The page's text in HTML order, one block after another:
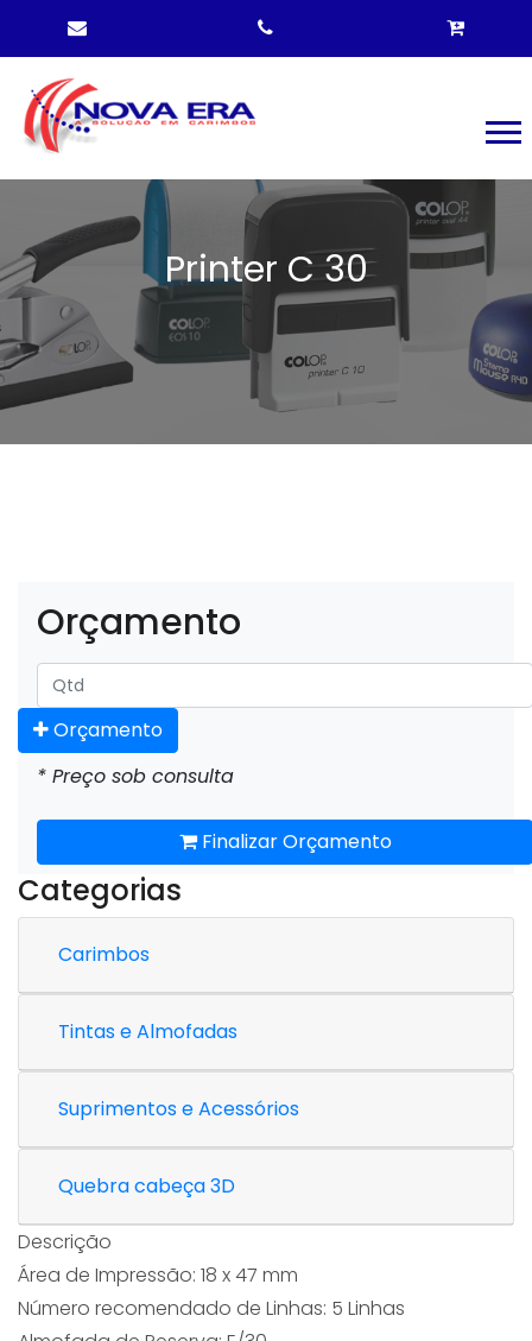
Printer C 30
Orçamento
Orçamento
* Preço sob consulta
Finalizar Orçamento
Categorias
Carimbos
Tintas e Almofadas
Suprimentos e Acessórios
Quebra cabeça 3D
Descrição
Área de Impressão: 18 x 47 mm
Número recomendado de Linhas: 5 Linhas